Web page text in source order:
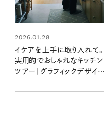
2026.01.28
イケアを上手に取り入れて。
実用的でおしゃれなキッチン
ツアー｜グラフィックデザイナ